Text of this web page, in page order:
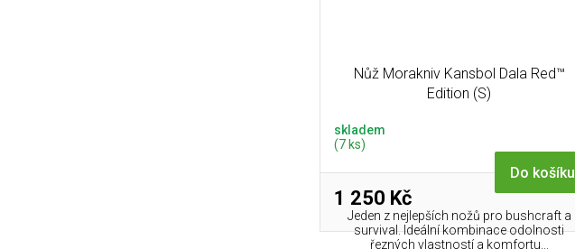
Nůž Morakniv Kansbol Dala Red™
Edition (S)
skladem
(7 ks)
1 250 Kč
Do košíku
Jeden z nejlepších nožů pro bushcraft a
survival. Ideální kombinace odolnosti
řezných vlastností a komfortu...